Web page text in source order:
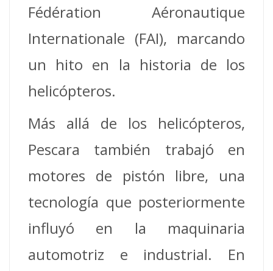
Fédération Aéronautique
Internationale (FAI), marcando
un hito en la historia de los
helicópteros.
Más allá de los helicópteros,
Pescara también trabajó en
motores de pistón libre, una
tecnología que posteriormente
influyó en la maquinaria
automotriz e industrial. En